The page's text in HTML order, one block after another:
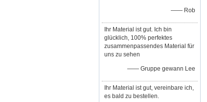
—— Rob
Ihr Material ist gut. Ich bin
glücklich, 100% perfektes
zusammenpassendes Material für
uns zu sehen
—— Gruppe gewann Lee
Ihr Material ist gut, vereinbare ich,
es bald zu bestellen.